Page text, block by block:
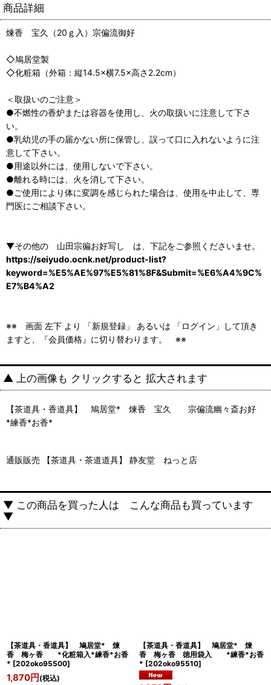
商品詳細
煉香 宝久（20ｇ入）宗偏流御好
◇鳩居堂製
◇化粧箱（外箱：縦14.5×横7.5×高さ2.2cm）
＜取扱いのご注意＞
●不燃性の香炉または容器を使用し、火の取扱いに注意して下さ
い。
●乳幼児の手の届かない所に保管し、誤って口に入れないように注
意して下さい。
●用途以外には、使用しないで下さい。
●離れる時には、火を消して下さい。
●ご使用により体に変調を感じられた場合は、使用を中止して、専
門医にご相談下さい。
▼その他の 山田宗徧お好写し は、下記をご参照くださいませ。
https://seiyudo.ocnk.net/product-list?
keyword=%E5%AE%97%E5%81%8F&Submit=%E6%A4%9C%
E7%B4%A2
※※ 画面 左下 より 「新規登録」 あるいは 「ログイン」して頂き
ますと、『会員価格』に切り替わります。 ※※
▲ 上の画像も クリックすると 拡大されます
【茶道具・香道具】 鳩居堂* 煉香 宝久 宗偏流幽々斎お好
*練香*お香*
通販販売 【茶道具・茶道道具】 静友堂 ねっと店
▼ この商品を買った人は こんな商品も買っています
▼
【茶道具・香道具】 鳩居堂* 煉
香 梅ヶ香 *化粧箱入*練香*お香
* [202oko95500]
1,870円 (税込)
【茶道具・香道具】 鳩居堂* 煉
香 梅ヶ香 徳用袋入 *練香*お香
* [202oko95510]